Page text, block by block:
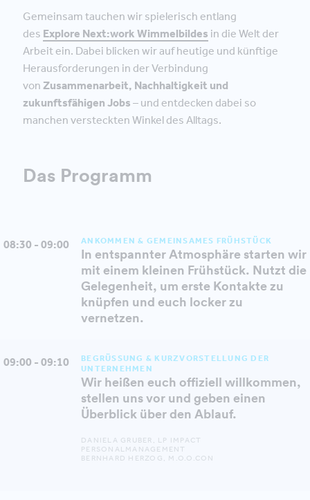
Gemeinsam tauchen wir spielerisch entlang
des Explore Next:work Wimmelbildes in die Welt der
Arbeit ein. Dabei blicken wir auf heutige und künftige
Herausforderungen in der Verbindung
von Zusammenarbeit, Nachhaltigkeit und
zukunftsfähigen Jobs – und entdecken dabei so
manchen versteckten Winkel des Alltags.
Das Programm
08:30 - 09:00 ANKOMMEN & GEMEINSAMES FRÜHSTÜCK
In entspannter Atmosphäre starten wir
mit einem kleinen Frühstück. Nutzt die
Gelegenheit, um erste Kontakte zu
knüpfen und euch locker zu
vernetzen.
09:00 - 09:10
BEGRÜSSUNG & KURZVORSTELLUNG DER U
NTERNEHMEN
Wir heißen euch offiziell willkommen,
stellen uns vor und geben einen
Überblick über den Ablauf.
DANIELA GRUBER, LP IMPACT
PERSONALMANAGEMENT
BERNHARD HERZOG, M.O.O.CON